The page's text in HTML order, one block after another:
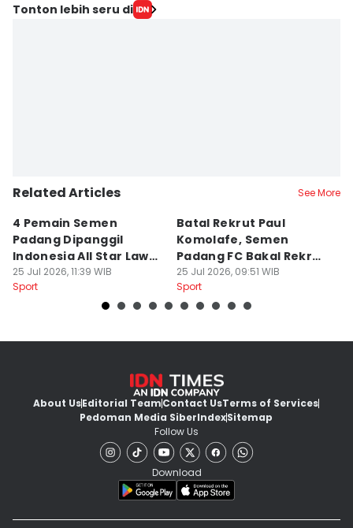
Tonton lebih seru di
Related Articles See More
4 Pemain Semen
Padang Dipanggil
Indonesia All Star Lawan
Aston Villa
25 Jul 2026, 11:39 WIB
Sport
Batal Rekrut Paul
Komolafe, Semen
Padang FC Bakal Rekrut
Striker Baru
25 Jul 2026, 09:51 WIB
Sport
About UsEditorial TeamContact UsTerms of Services
Pedoman Media SiberIndexSitemap
Follow Us
Download